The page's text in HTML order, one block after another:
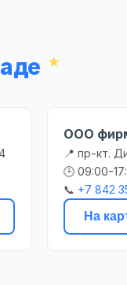
ООО
📍 пр-кт.
🕒 09:00-
📞 +7 842
На